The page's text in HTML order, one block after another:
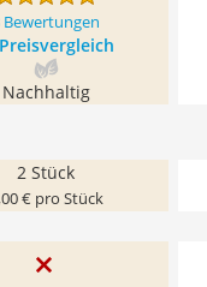
Bewertungen
Preis­vergleich
Nachhaltig
2 Stück
€ pro Stück